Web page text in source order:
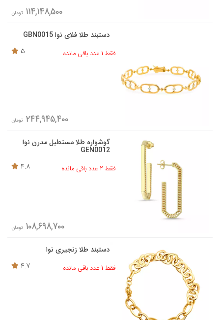
114,148,500 تومان
دستبند طلا فلای نوا GBN0015
فقط 1 عدد باقی مانده
5
244,945,400 تومان
گوشواره طلا مستطیل مدرن نوا
GEN0012
فقط 2 عدد باقی مانده
4.8
108,698,700 تومان
دستبند طلا زنجیری نوا
فقط 1 عدد باقی مانده
4.7